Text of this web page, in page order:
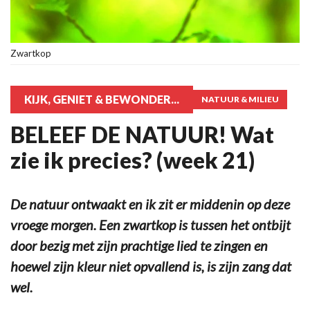
Zwartkop
KIJK, GENIET & BEWONDER... NATUUR & MILIEU
BELEEF DE NATUUR! Wat
zie ik precies? (week 21)
De natuur ontwaakt en ik zit er middenin op deze
vroege morgen. Een zwartkop is tussen het ontbijt
door bezig met zijn prachtige lied te zingen en
hoewel zijn kleur niet opvallend is, is zijn zang dat
wel.